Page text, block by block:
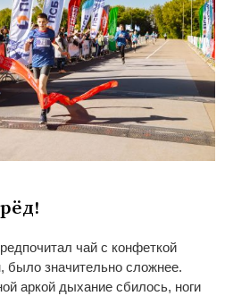
чай с конфеткой
было значительно сложнее.
аркой дыхание сбилось, ноги